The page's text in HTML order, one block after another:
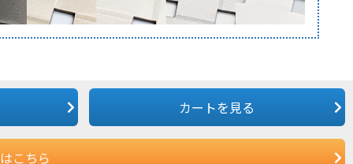
カートを見る
こちら